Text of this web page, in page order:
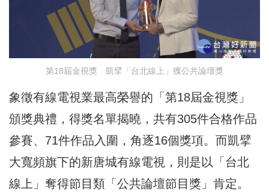
第18屆金視獎 凱擘「台北線上」獲公共論壇獎
象徵有線電視業最高榮譽的「第18屆金視獎」
頒獎典禮，得獎名單揭曉，共有305件合格作品
參賽、71件作品入圍，角逐16個獎項。而凱擘
大寬頻旗下的新唐城有線電視，則是以「台北
線上」奪得節目類「公共論壇節目獎」肯定。